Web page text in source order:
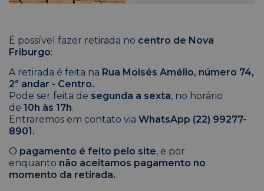
É possível fazer retirada no centro de Nova
Friburgo:
A retirada é feita na Rua Moisés Amélio, número 74,
2º andar - Centro.
Pode ser feita de segunda a sexta, no horário
de 10h às 17h.
Entraremos em contato via WhatsApp (22) 99277-
8901.
O pagamento é feito pelo site, e por
enquanto não aceitamos pagamento no
momento da retirada.